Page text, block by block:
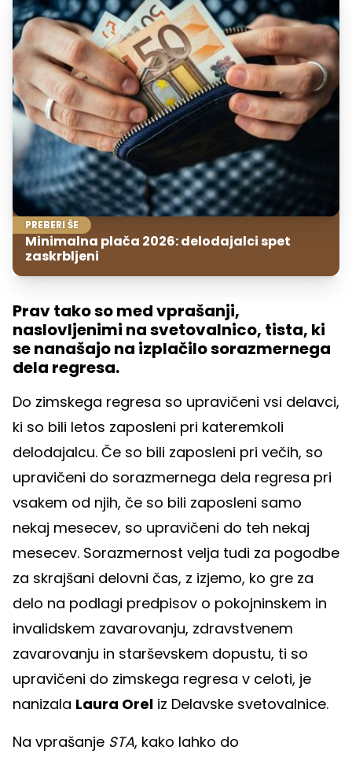
PREBERI ŠE
Minimalna plača 2026: delodajalci spet
zaskrbljeni
Prav tako so med vprašanji,
naslovljenimi na svetovalnico, tista, ki
se nanašajo na izplačilo sorazmernega
dela regresa.
Do zimskega regresa so upravičeni vsi delavci,
ki so bili letos zaposleni pri kateremkoli
delodajalcu. Če so bili zaposleni pri večih, so
upravičeni do sorazmernega dela regresa pri
vsakem od njih, če so bili zaposleni samo
nekaj mesecev, so upravičeni do teh nekaj
mesecev. Sorazmernost velja tudi za pogodbe
za skrajšani delovni čas, z izjemo, ko gre za
delo na podlagi predpisov o pokojninskem in
invalidskem zavarovanju, zdravstvenem
zavarovanju in starševskem dopustu, ti so
upravičeni do zimskega regresa v celoti, je
nanizala Laura Orel iz Delavske svetovalnice.
Na vprašanje STA, kako lahko do